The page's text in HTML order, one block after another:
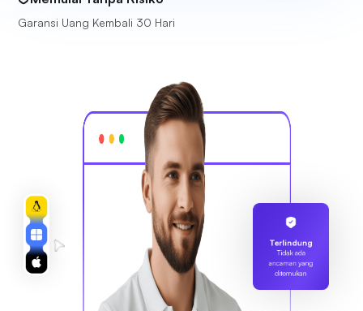
Garansi Uang Kembali 30 Hari
Terlindung
Tidak ada
ancaman yang
ditemukan